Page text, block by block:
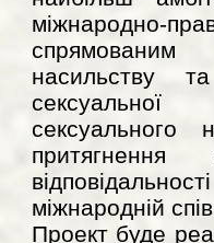
міжнародно-
насильству
сексуального
міжнародній
Проект буде